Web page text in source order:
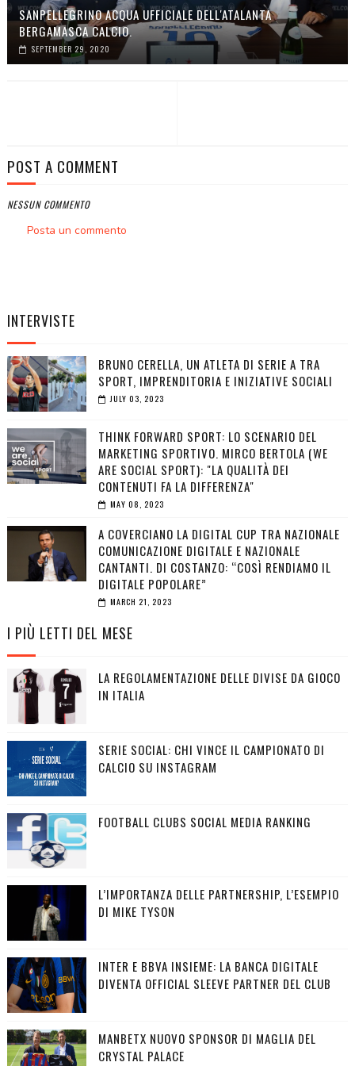
SANPELLEGRINO ACQUA UFFICIALE DELL'ATALANTA
BERGAMASCA CALCIO.
SEPTEMBER 29, 2020
POST A COMMENT
NESSUN COMMENTO
Posta un commento
INTERVISTE
BRUNO CERELLA, UN ATLETA DI SERIE A TRA
SPORT, IMPRENDITORIA E INIZIATIVE SOCIALI
JULY 03, 2023
THINK FORWARD SPORT: LO SCENARIO DEL
MARKETING SPORTIVO. MIRCO BERTOLA (WE
ARE SOCIAL SPORT): "LA QUALITÀ DEI
CONTENUTI FA LA DIFFERENZA"
MAY 08, 2023
A COVERCIANO LA DIGITAL CUP TRA NAZIONALE
COMUNICAZIONE DIGITALE E NAZIONALE
CANTANTI. DI COSTANZO: “COSÌ RENDIAMO IL
DIGITALE POPOLARE”
MARCH 21, 2023
I PIÙ LETTI DEL MESE
LA REGOLAMENTAZIONE DELLE DIVISE DA GIOCO
IN ITALIA
SERIE SOCIAL: CHI VINCE IL CAMPIONATO DI
CALCIO SU INSTAGRAM
FOOTBALL CLUBS SOCIAL MEDIA RANKING
L’IMPORTANZA DELLE PARTNERSHIP, L’ESEMPIO
DI MIKE TYSON
INTER E BBVA INSIEME: LA BANCA DIGITALE
DIVENTA OFFICIAL SLEEVE PARTNER DEL CLUB
MANBETX NUOVO SPONSOR DI MAGLIA DEL
CRYSTAL PALACE